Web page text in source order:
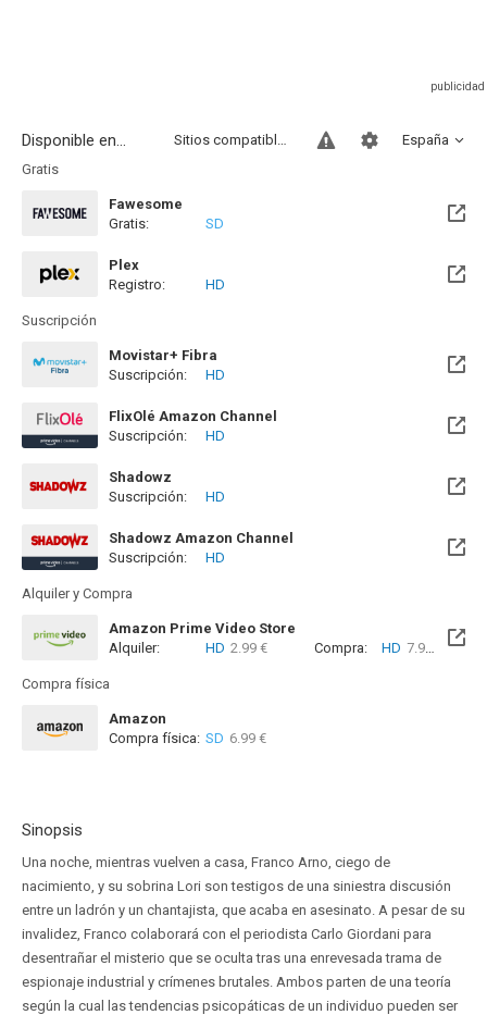
Disponible en... España
Sitios compatibles
Gratis
Fawesome
Gratis:
SD
Plex
Registro:
HD
Suscripción
Movistar+ Fibra
Disponible hasta el Vie, 01 Ene 2100 (Quedan 73 años)
Suscripción: HD
FlixOlé Amazon Channel
Suscripción:
HD
Shadowz
Suscripción:
HD
Shadowz Amazon Channel
Suscripción:
HD
Alquiler y Compra
Amazon Prime Video Store
Alquiler:
HD 2.99 € Compra: HD 7.99 €
Compra física
Amazon
Compra física: SD 6.99 €
Sinopsis
Una noche, mientras vuelven a casa, Franco Arno, ciego de
nacimiento, y su sobrina Lori son testigos de una siniestra discusión
entre un ladrón y un chantajista, que acaba en asesinato. A pesar de su
invalidez, Franco colaborará con el periodista Carlo Giordani para
desentrañar el misterio que se oculta tras una enrevesada trama de
espionaje industrial y crímenes brutales. Ambos parten de una teoría
según la cual las tendencias psicopáticas de un individuo pueden ser